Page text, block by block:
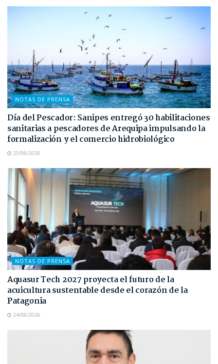
NOTAS DE PRENSA
Día del Pescador: Sanipes entregó 30 habilitaciones
sanitarias a pescadores de Arequipa impulsando la
formalización y el comercio hidrobiológico
25/06/2026
NOTAS DE PRENSA
Aquasur Tech 2027 proyecta el futuro de la
acuicultura sustentable desde el corazón de la
Patagonia
24/06/2026